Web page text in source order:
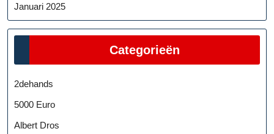
Januari 2025
Categorieën
2dehands
5000 Euro
Albert Dros